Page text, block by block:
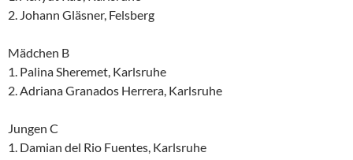
2. Johann Gläsner, Felsberg
Mädchen B
1. Palina Sheremet, Karlsruhe
2. Adriana Granados Herrera, Karlsruhe
Jungen C
1. Damian del Rio Fuentes, Karlsruhe